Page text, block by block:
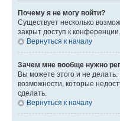
Почему я не могу войти?
Существует несколько
закрыт доступ к
Вернуться к началу
Зачем мне вообще нужно
Вы можете этого и не
возможности, которые
сделать.
Вернуться к началу